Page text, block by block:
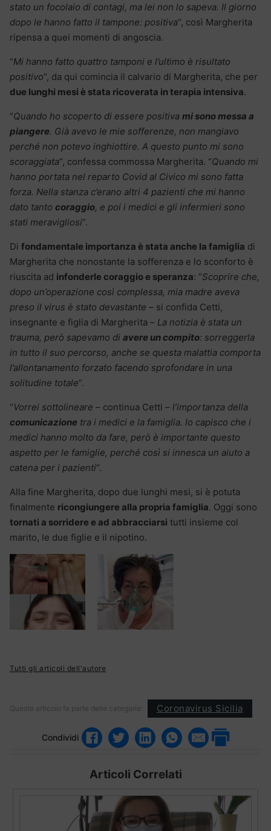
stato un focolaio di contagi, ma lei non lo sapeva. Il giorno
dopo le hanno fatto il tampone: positiva“, così Margherita
ripensa a quei momenti di angoscia.
“Mi hanno fatto quattro tamponi e l’ultimo è risultato
positivo“, da qui comincia il calvario di Margherita, che per
due lunghi mesi è stata ricoverata in terapia intensiva.
“Quando ho scoperto di essere positiva mi sono messa a
piangere. Già avevo le mie sofferenze, non mangiavo
perché non potevo inghiottire. A questo punto mi sono
scoraggiata“, confessa commossa Margherita. “Quando mi
hanno portata nel reparto Covid al Civico mi sono fatta
forza. Nella stanza c’erano altri 4 pazienti che mi hanno
dato tanto coraggio, e poi i medici e gli infermieri sono
stati meravigliosi“.
Di fondamentale importanza è stata anche la famiglia di
Margherita che nonostante la sofferenza e lo sconforto è
riuscita ad infonderle coraggio e speranza: “Scoprire che,
dopo un’operazione così complessa, mia madre aveva
preso il virus è stato devastante – si confida Cetti,
insegnante e figlia di Margherita – La notizia è stata un
trauma, però sapevamo di avere un compito: sorreggerla
in tutto il suo percorso, anche se questa malattia comporta
l’allontanamento forzato facendo sprofondare in una
solitudine totale“.
“Vorrei sottolineare – continua Cetti – l’importanza della
comunicazione tra i medici e la famiglia. Io capisco che i
medici hanno molto da fare, però è importante questo
aspetto per le famiglie, perché così si innesca un aiuto a
catena per i pazienti“.
Alla fine Margherita, dopo due lunghi mesi, si è potuta
finalmente ricongiungere alla propria famiglia. Oggi sono
tornati a sorridere e ad abbracciarsi tutti insieme col
marito, le due figlie e il nipotino.
Tutti gli articoli dell'autore
Questo articolo fa parte delle categorie: Coronavirus Sicilia
Condividi
Articoli Correlati